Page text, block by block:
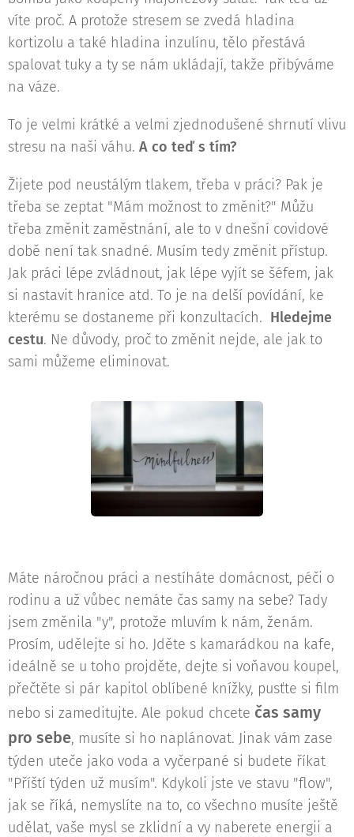
víte proč. A protože stresem se zvedá hladina
kortizolu a také hladina inzulínu, tělo přestává
spalovat tuky a ty se nám ukládají, takže přibýváme
na váze.
To je velmi krátké a velmi zjednodušené shrnutí vlivu
stresu na naši váhu. A co teď s tím?
Žijete pod neustálým tlakem, třeba v práci? Pak je
třeba se zeptat "Mám možnost to změnit?" Můžu
třeba změnit zaměstnání, ale to v dnešní covidové
době není tak snadné. Musím tedy změnit přístup.
Jak práci lépe zvládnout, jak lépe vyjít se šéfem, jak
si nastavit hranice atd. To je na delší povídání, ke
kterému se dostaneme při konzultacích. Hledejme
cestu. Ne důvody, proč to změnit nejde, ale jak to
sami můžeme eliminovat.
Máte náročnou práci a nestíháte domácnost, péči o
rodinu a už vůbec nemáte čas samy na sebe? Tady
jsem změnila "y", protože mluvím k nám, ženám.
Prosím, udělejte si ho. Jděte s kamarádkou na kafe,
ideálně se u toho projděte, dejte si voňavou koupel,
přečtěte si pár kapitol oblíbené knížky, pusťte si film
nebo si zameditujte. Ale pokud chcete čas samy
pro sebe, musíte si ho naplánovat. Jinak vám zase
týden uteče jako voda a vyčerpané si budete říkat
"Příští týden už musím". Kdykoli jste ve stavu "flow",
jak se říká, nemyslíte na to, co všechno musíte ještě
udělat, vaše mysl se zklidní a vy naberete energii a